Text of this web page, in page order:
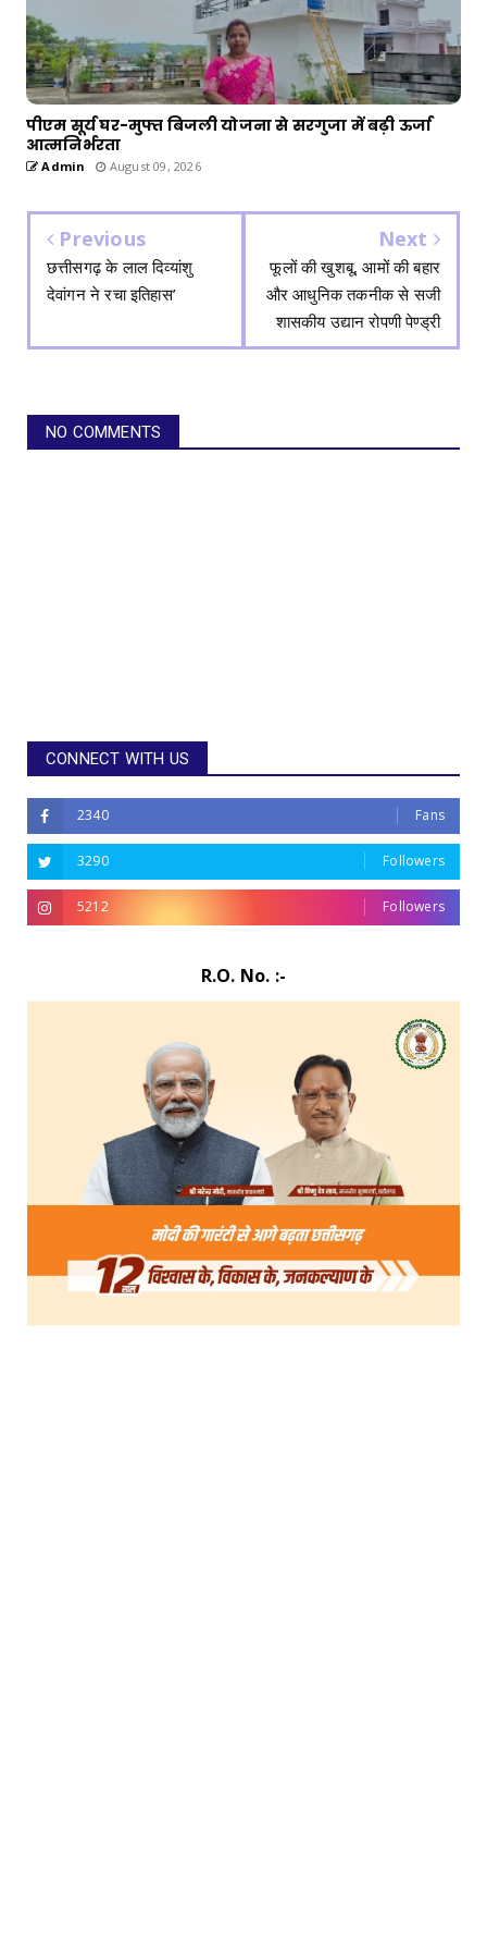
पीएम सूर्य घर-मुफ्त बिजली योजना से सरगुजा में बढ़ी ऊर्जा
आत्मनिर्भरता
Admin August 09, 2026
Previous
छत्तीसगढ़ के लाल दिव्यांशु
देवांगन ने रचा इतिहास’
Next
फूलों की खुशबू, आमों की बहार
और आधुनिक तकनीक से सजी
शासकीय उद्यान रोपणी पेण्ड्री
NO COMMENTS
CONNECT WITH US
2340 Fans
3290 Followers
5212 Followers
R.O. No. :-